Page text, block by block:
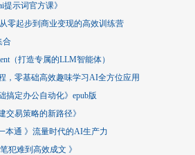
提示词官方课》
零起步到商业变现的高效训练营
合
（打造专属的LLM智能体）
，零基础高效趣味学习AI全方位应用
搞定办公自动化》epub版
交易策略的新路径》
本通 》流量时代的AI生产力
犯难到高效成文 》